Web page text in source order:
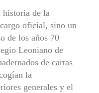
historia de la
oficial, sino un
de los años 70
Leoniano de
de cartas
la
generales y el